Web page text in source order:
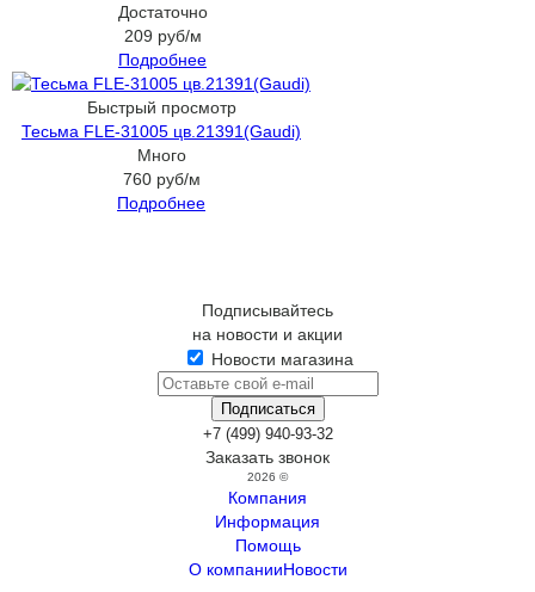
Достаточно
209 руб/м
Подробнее
Быстрый просмотр
Тесьма FLE-31005 цв.21391(Gaudi)
Много
760руб/м
Подробнее
Подписывайтесь
на новости и акции
Новости магазина
+7 (499) 940-93-32
Заказать звонок
2026 ©
Компания
Информация
Помощь
О компанииНовости